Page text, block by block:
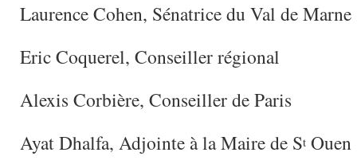
Laurence Cohen, Sénatrice du Val de Marne
Eric Coquerel, Conseiller régional
Alexis Corbière, Conseiller de Paris
Ayat Dhalfa, Adjointe à la Maire de St Ouen